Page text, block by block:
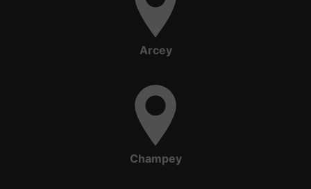
Arcey
Champey